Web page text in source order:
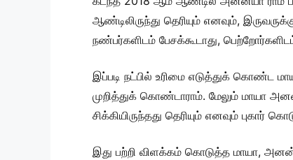
ஆண்டிலிருந்து தெரியும் எனவும்,
நண்பர்களிடம் பேசக்கூடாது,
இப்படி நட்பில் உரிமை எடுத்துக் கொண்ட
முறித்துக் கொண்டாராம். மேலும் மாயா
சிக்கியிருந்தது தெரியும் எனவும் புகார்
இது பற்றி விளக்கம் கொடுத்த மாயா,